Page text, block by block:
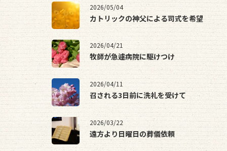
2026/05/04
カトリックの神父による司式を希望
2026/04/21
牧師が急遽病院に駆けつけ
2026/04/11
召される3日前に洗礼を受けて
2026/03/22
遠方より日曜日の葬儀依頼